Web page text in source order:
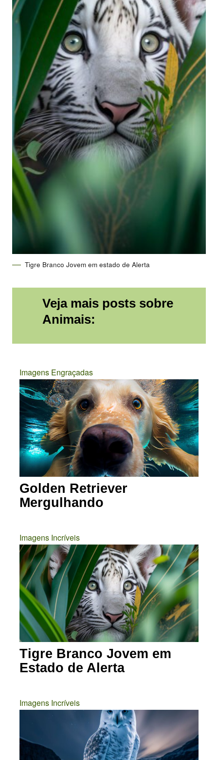
Tigre Branco Jovem em estado de Alerta
Veja mais posts sobre
Animais:
Imagens Engraçadas
Golden Retriever
Mergulhando
Imagens Incríveis
Tigre Branco Jovem em
Estado de Alerta
Imagens Incríveis